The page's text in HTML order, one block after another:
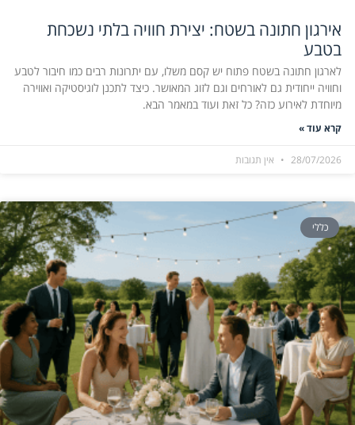
אירגון חתונה בשטח: יצירת חוויה בלתי נשכחת
בטבע
לארגון חתונה בשטח פתוח יש קסם משלו, עם יתרונות רבים כמו חיבור לטבע
וחוויה ייחודית גם לאורחים וגם לזוג המאושר. כיצד לתכנן לוגיסטיקה ואווירה
מיוחדת לאירוע כזה? כל זאת ועוד במאמר הבא.
קרא עוד »
28/07/2026 אין תגובות
כללי